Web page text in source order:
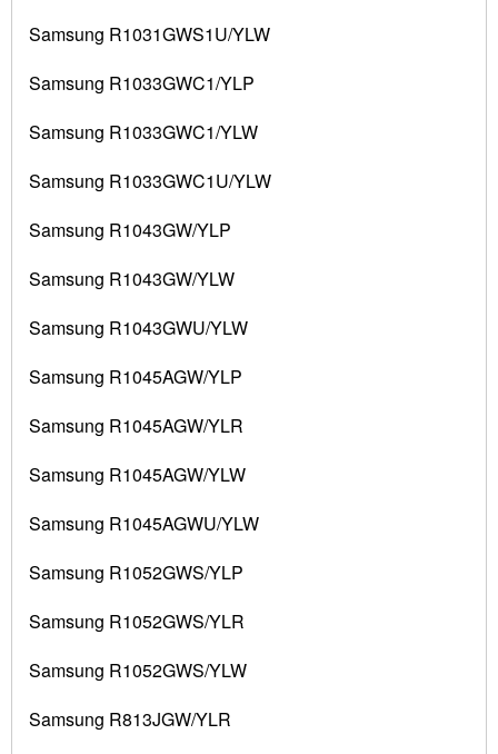
Samsung R1031GWS1U/YLW
Samsung R1033GWC1/YLP
Samsung R1033GWC1/YLW
Samsung R1033GWC1U/YLW
Samsung R1043GW/YLP
Samsung R1043GW/YLW
Samsung R1043GWU/YLW
Samsung R1045AGW/YLP
Samsung R1045AGW/YLR
Samsung R1045AGW/YLW
Samsung R1045AGWU/YLW
Samsung R1052GWS/YLP
Samsung R1052GWS/YLR
Samsung R1052GWS/YLW
Samsung R813JGW/YLR